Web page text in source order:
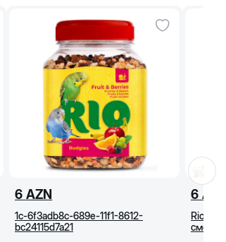
6 AZN
1c-6f3adb8c-689e-11f1-8612-
bc24115d7a21
6
Rio
смесь